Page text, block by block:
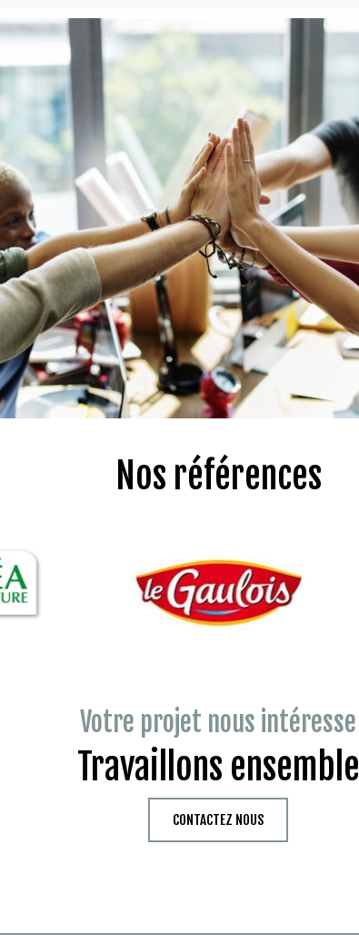
Nos références
Votre projet nous intéresse
Travaillons ensemble
CONTACTEZ NOUS